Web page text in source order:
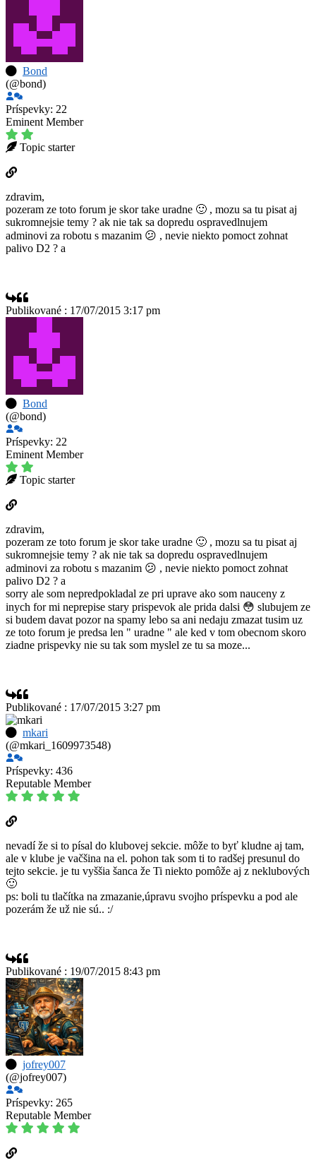
Bond
(@bond)
Príspevky: 22
Eminent Member
Topic starter
zdravim,
pozeram ze toto forum je skor take uradne 🙂 , mozu sa tu pisat aj
sukromnejsie temy ? ak nie tak sa dopredu ospravedlnujem
adminovi za robotu s mazanim 😕 , nevie niekto pomoct zohnat
palivo D2 ? a
Publikované : 17/07/2015 3:17 pm
Bond
(@bond)
Príspevky: 22
Eminent Member
Topic starter
zdravim,
pozeram ze toto forum je skor take uradne 🙂 , mozu sa tu pisat aj
sukromnejsie temy ? ak nie tak sa dopredu ospravedlnujem
adminovi za robotu s mazanim 😕 , nevie niekto pomoct zohnat
palivo D2 ? a
sorry ale som nepredpokladal ze pri uprave ako som nauceny z
inych for mi neprepise stary prispevok ale prida dalsi 😳 slubujem ze
si budem davat pozor na spamy lebo sa ani nedaju zmazat tusim uz
ze toto forum je predsa len " uradne " ale ked v tom obecnom skoro
ziadne prispevky nie su tak som myslel ze tu sa moze...
Publikované : 17/07/2015 3:27 pm
mkari
(@mkari_1609973548)
Príspevky: 436
Reputable Member
nevadí že si to písal do klubovej sekcie. môže to byť kludne aj tam,
ale v klube je vačšina na el. pohon tak som ti to radšej presunul do
tejto sekcie. je tu vyššia šanca že Ti niekto pomôže aj z neklubových
🙂
ps: boli tu tlačítka na zmazanie,úpravu svojho príspevku a pod ale
pozerám že už nie sú.. :/
Publikované : 19/07/2015 8:43 pm
jofrey007
(@jofrey007)
Príspevky: 265
Reputable Member